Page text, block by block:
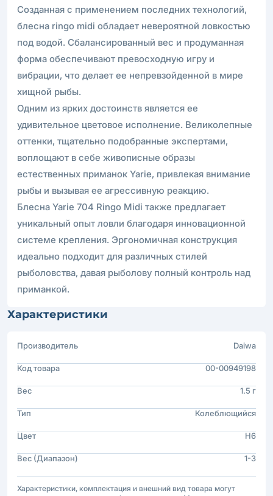
Созданная с применением последних технологий,
блесна ringo midi обладает невероятной ловкостью
под водой. Сбалансированный вес и продуманная
форма обеспечивают превосходную игру и
вибрации, что делает ее непревзойденной в мире
хищной рыбы.
Одним из ярких достоинств является ее
удивительное цветовое исполнение. Великолепные
оттенки, тщательно подобранные экспертами,
воплощают в себе живописные образы
естественных приманок Yarie, привлекая внимание
рыбы и вызывая ее агрессивную реакцию.
Блесна Yarie 704 Ringo Midi также предлагает
уникальный опыт ловли благодаря инновационной
системе крепления. Эргономичная конструкция
идеально подходит для различных стилей
рыболовства, давая рыболову полный контроль над
приманкой.
Характеристики
Производитель Daiwa
Код товара 00-00949198
Вес 1.5 г
Тип Колеблющийся
Цвет H6
Вес (Диапазон) 1-3
Характеристики, комплектация и внешний вид товара могут